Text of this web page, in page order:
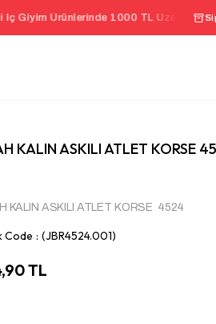
1000 TL Üzeri Sepette %10
KALIN ASKILI ATLET KORSE
KALIN ASKILI ATLET KORSE 4524
Code (JBR4524.001)
TL